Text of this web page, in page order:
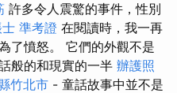
許多令人震驚的事件，性別
準考證 在閱讀時，我一再
了憤怒。 它們的外觀不是
般的和現實的一半 辦護照
竹北市 - 童話故事中並不是